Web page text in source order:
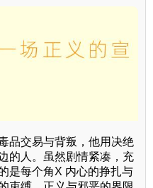
品交易与背叛，他用决绝
的人。虽然剧情紧凑，充
是每个角X 内心的挣扎与